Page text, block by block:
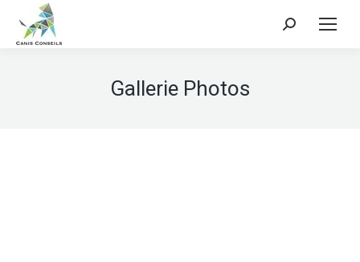
Search:
Gallerie Photos